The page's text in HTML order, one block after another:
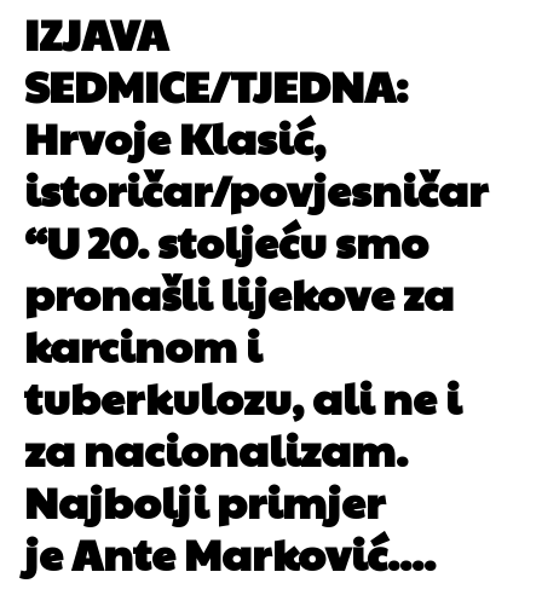
IZJAVA
SEDMICE/TJEDNA:
Hrvoje Klasić,
istoričar/povjesničar
“U 20. stoljeću smo
pronašli lijekove za
karcinom i
tuberkulozu, ali ne i
za nacionalizam.
Najbolji primjer
je Ante Marković....